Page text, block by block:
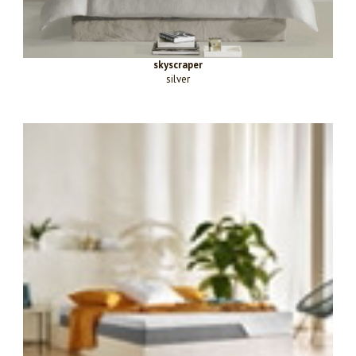
skyscraper
silver